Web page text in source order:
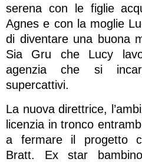
serena con le figlie
Agnes e con la moglie
di diventare una buona
Sia Gru che Lucy
agenzia che si
supercattivi.
La nuova direttrice,
licenzia in tronco
a fermare il progetto
Bratt. Ex star